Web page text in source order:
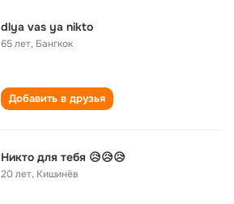
dlya vas ya nikto
65 лет, Бангкок
Добавить в друзья
Никто для тебя 😥😥😥
20 лет, Кишинёв